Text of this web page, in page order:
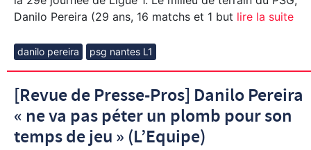
Danilo Pereira (29 ans, 16 matchs et 1 but lire la suite
danilo pereira psg nantes L1
[Revue de Presse-Pros] Danilo Pereira
« ne va pas péter un plomb pour son
temps de jeu » (L’Equipe)